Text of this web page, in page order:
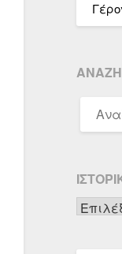
ΓΙΑ:
Ιστορικό